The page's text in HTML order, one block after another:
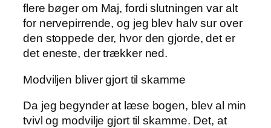
flere bøger om Maj, fordi slutningen var alt
for nervepirrende, og jeg blev halv sur over
den stoppede der, hvor den gjorde, det er
det eneste, der trækker ned.
Modviljen bliver gjort til skamme
Da jeg begynder at læse bogen, blev al min
tvivl og modvilje gjort til skamme. Det, at